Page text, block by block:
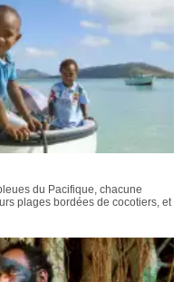
du Pacifique, chacune
plages bordées de cocotiers, et